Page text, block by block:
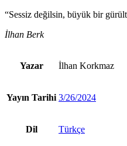
“Sessiz değilsin, büyük bir
İlhan Berk
Yazar İlhan Korkmaz
Yayın Tarihi 3/26/2024
Dil Türkçe